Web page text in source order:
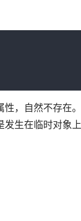
，自然不存在
生在临时对象